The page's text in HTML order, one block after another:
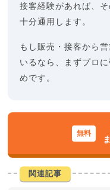
接客経験があれば、
十分通用します。
もし販売・接客から
いるなら、まずプロ
めです。
関連記事